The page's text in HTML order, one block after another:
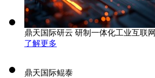
鼎天国际研云 研制一体化工业互联
了解更多
鼎天国际鲲泰